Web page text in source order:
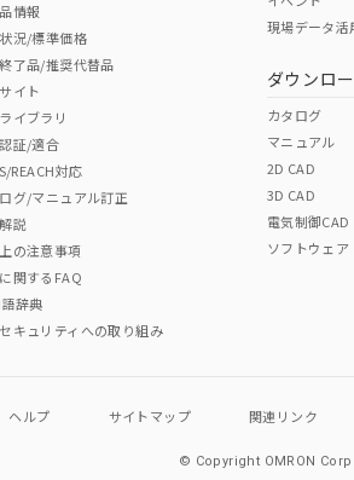
Cr(VI)
ても、流通在庫等で未対応品が混在する
販売店へお問い合わせください。
情報
況/標準価格
了品/推奨代替品
イト
イブラリ
証/適合
REACH対応
グ/マニュアル訂正
説
の注意事項
関するFAQ
辞典
キュリティへの取り組み
現場データ活
ダウンロ
カタログ
マニュアル
2D CAD
3D CAD
電気制御CAD
ソフトウェア
ヘルプ サイトマップ 関連リンク
© Copyright OMRON